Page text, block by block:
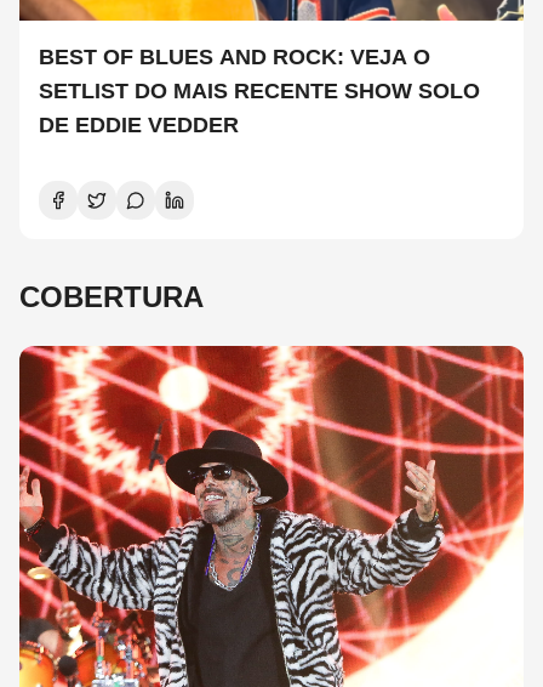
BEST OF BLUES AND ROCK: VEJA O
SETLIST DO MAIS RECENTE SHOW SOLO
DE EDDIE VEDDER
COBERTURA